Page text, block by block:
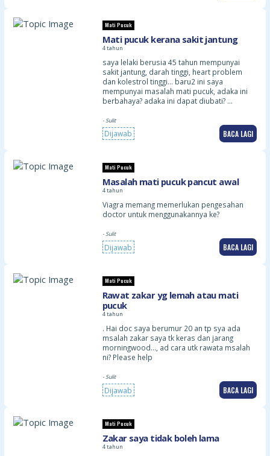
Mati Pucuk
Mati pucuk kerana sakit jantung
4 tahun
saya lelaki berusia 45 tahun mempunyai
sakit jantung, darah tinggi, heart problem
dan kolestrol tinggi… baru2 ini saya
mempunyai masalah mati pucuk, adaka ini
berbahaya? adaka ini dapat diubati? …
- Sulit
Dijawab BACA LAGI
Mati Pucuk
Masalah mati pucuk pancut awal
4 tahun
Viagra memang memerlukan pengesahan
doctor untuk menggunakannya ke?
- Sulit
Dijawab BACA LAGI
Mati Pucuk
Rawat zakar yg lemah atau mati
pucuk
4 tahun
. Hai doc saya berumur 20 an tp sya ada
msalah zakar saya tk keras dan jarang
morningwood…, ad cara utk rawata msalah
ni? Please help
- Sulit
Dijawab BACA LAGI
Mati Pucuk
Zakar saya tidak boleh lama
4 tahun